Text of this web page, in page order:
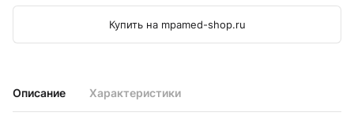
Описание Характеристики
Купить на mpamed-shop.ru